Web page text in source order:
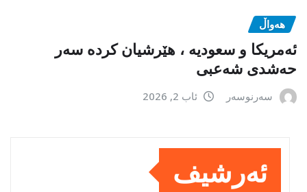
هەواڵ
ئەمریکا و سعودیە ، هێرشیان کردە سەر
حەشدی شەعبی
سەرنوسەر ئاب 2, 2026
ئەرشیف